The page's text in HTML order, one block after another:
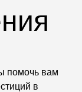
помочь вам
в